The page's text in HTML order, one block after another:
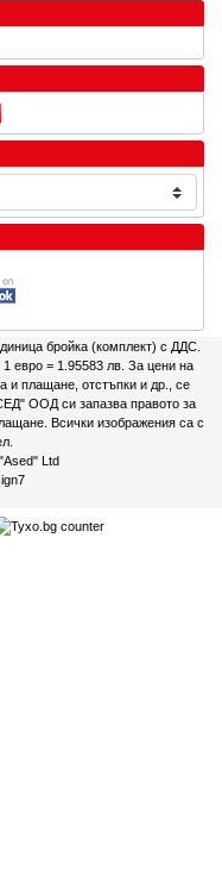
бройка (комплект) с ДДС.
евро = 1.95583 лв. За цени на
и плащане, отстъпки и др., се
ООД си запазва правото за
Всички изображения са с
"Ased" Ltd